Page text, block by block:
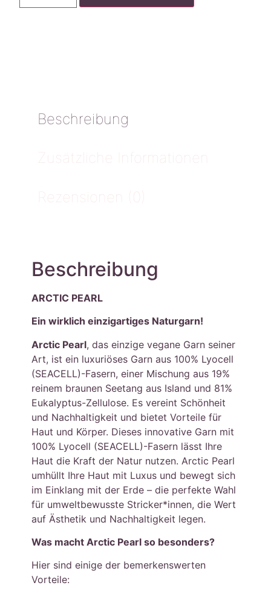
Beschreibung
Zusätzliche Informationen
Beschreibung
ARCTIC PEARL
Ein wirklich einzigartiges Naturgarn!
Arctic Pearl, das einzige vegane Garn seiner
Art, ist ein luxuriöses Garn aus 100% Lyocell
(SEACELL)-Fasern, einer Mischung aus 19%
reinem braunen Seetang aus Island und 81%
Eukalyptus-Zellulose. Es vereint Schönheit
und Nachhaltigkeit und bietet Vorteile für
Haut und Körper. Dieses innovative Garn mit
100% Lyocell (SEACELL)-Fasern lässt Ihre
Haut die Kraft der Natur nutzen. Arctic Pearl
umhüllt Ihre Haut mit Luxus und bewegt sich
im Einklang mit der Erde – die perfekte Wahl
für umweltbewusste Stricker*innen, die Wert
auf Ästhetik und Nachhaltigkeit legen.
Was macht Arctic Pearl so besonders?
Hier sind einige der bemerkenswerten
Vorteile: